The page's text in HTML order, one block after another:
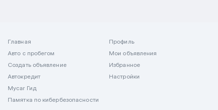
Главная
Авто с пробегом
Создать объявление
Автокредит
Mycar Гид
Памятка по кибербезопасности
Профиль
Мои объявления
Избранное
Настройки